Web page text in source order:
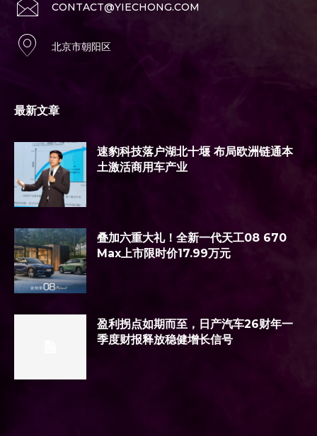
CONTACT@YIECHONG.COM
北京市朝阳区
最新文章
速豹科技落户湖北十堰 布局欧洲链通本
土激活商用车产业
叠加六重大礼！全新一代天工08 670
Max上市限时价17.99万元
盈利拐点如期而至，日产汽车26财年一
季度财报释放稳健增长信号